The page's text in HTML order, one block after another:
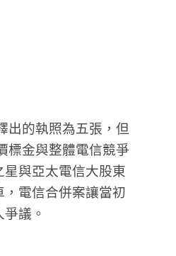
出的執照為五張，但
標金與整體電信競爭
與亞太電信大股東
電信合併案讓當初
議。